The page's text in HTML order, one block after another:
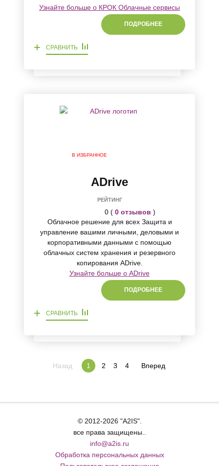
Узнайте больше о КРОК Облачные сервисы
ПОДРОБНЕЕ
+ СРАВНИТЬ
В ИЗБРАННОЕ
ADrive
РЕЙТИНГ
0 ( 0 отзывов )
Облачное решение для всех Защита и
управление вашими личными, деловыми и
корпоративными данными с помощью
облачных систем хранения и резервного
копирования ADrive.
Узнайте больше о ADrive
ПОДРОБНЕЕ
+ СРАВНИТЬ
Назад 1 2 3 4 Вперед
© 2012-2026 "A2IS".
все права защищены..
info@a2is.ru
Обработка персональных данных